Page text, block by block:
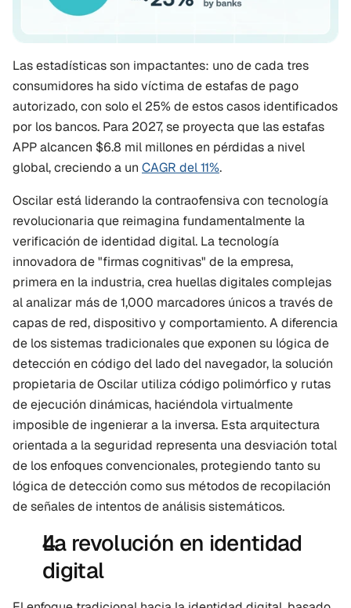
Las estadísticas son impactantes: uno de cada tres
consumidores ha sido víctima de estafas de pago
autorizado, con solo el 25% de estos casos identificados
por los bancos. Para 2027, se proyecta que las estafas
APP alcancen $6.8 mil millones en pérdidas a nivel
global, creciendo a un CAGR del 11%.
Oscilar está liderando la contraofensiva con tecnología
revolucionaria que reimagina fundamentalmente la
verificación de identidad digital. La tecnología
innovadora de "firmas cognitivas" de la empresa,
primera en la industria, crea huellas digitales complejas
al analizar más de 1,000 marcadores únicos a través de
capas de red, dispositivo y comportamiento. A diferencia
de los sistemas tradicionales que exponen su lógica de
detección en código del lado del navegador, la solución
propietaria de Oscilar utiliza código polimórfico y rutas
de ejecución dinámicas, haciéndola virtualmente
imposible de ingenierar a la inversa. Esta arquitectura
orientada a la seguridad representa una desviación total
de los enfoques convencionales, protegiendo tanto su
lógica de detección como sus métodos de recopilación
de señales de intentos de análisis sistemáticos.
La revolución en identidad
digital